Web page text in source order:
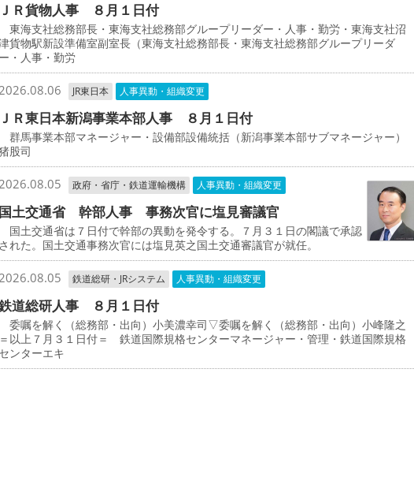
ＪＲ貨物人事 ８月１日付
東海支社総務部長・東海支社総務部グループリーダー・人事・勤労・東海支社沼
貨物駅新設準備室副室長（東海支社総務部長・東海支社総務部グループリーダ
ー・人事・勤労
JR東日本 人事異動・組織変更
ＪＲ東日本新潟事業本部人事 ８月１日付
群馬事業本部マネージャー・設備部設備統括（新潟事業本部サブマネージャー）
股司
政府・省庁・鉄道運輸機構 人事異動・組織変更
国土交通省 幹部人事 事務次官に塩見審議官
国土交通省は７日付で幹部の異動を発令する。７月３１日の閣議で承認
された。国土交通事務次官には塩見英之国土交通審議官が就任。
鉄道総研・JRシステム 人事異動・組織変更
道総研人事 ８月１日付
委嘱を解く（総務部・出向）小美濃幸司▽委嘱を解く（総務部・出向）小峰隆之
＝以上７月３１日付＝ 鉄道国際規格センターマネージャー・管理・鉄道国際規格
センターエキ